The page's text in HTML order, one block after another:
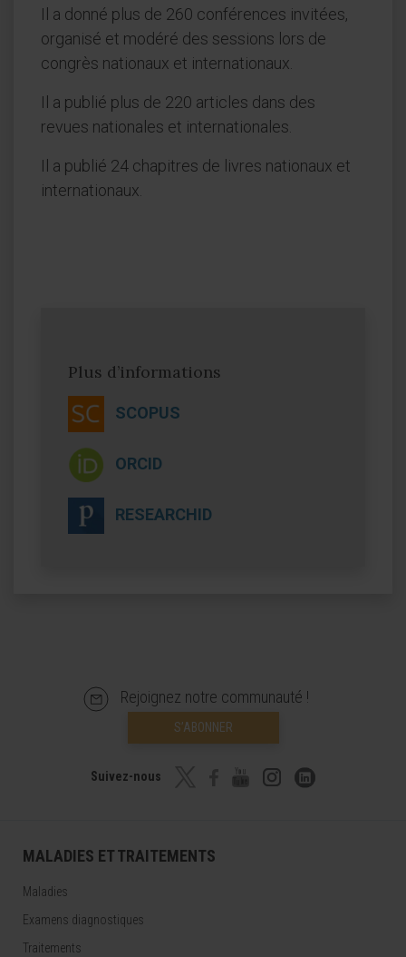
Il a donné plus de 260 conférences invitées,
organisé et modéré des sessions lors de
congrès nationaux et internationaux.
Il a publié plus de 220 articles dans des
revues nationales et internationales.
Il a publié 24 chapitres de livres nationaux et
internationaux.
Plus d’informations
SCOPUS
ORCID
RESEARCHID
Rejoignez notre communauté !
S’ABONNER
Suivez-nous
MALADIES ET TRAITEMENTS
Maladies
Examens diagnostiques
Traitements